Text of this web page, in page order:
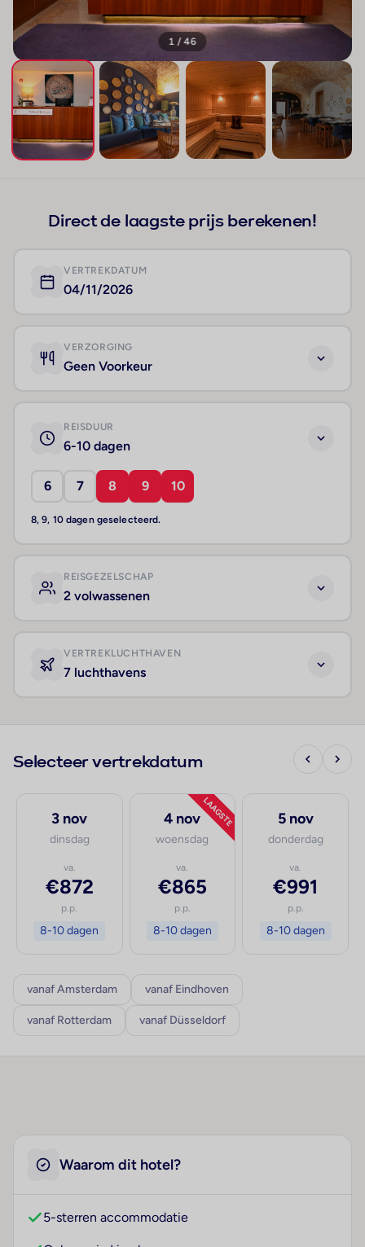
1 / 46
Direct de laagste prijs berekenen!
VERTREKDATUM
04/11/2026
VERZORGING
Geen Voorkeur
REISDUUR
6-10 dagen
6 7 8 9 10
8, 9, 10 dagen geselecteerd.
REISGEZELSCHAP
2 volwassenen
VERTREKLUCHTHAVEN
7 luchthavens
Selecteer vertrekdatum
3 nov
dinsdag
va.
€872
p.p.
8-10 dagen
LAAGSTE
4 nov
woensdag
va.
€865
p.p.
8-10 dagen
5 nov
donderdag
va.
€991
p.p.
8-10 dagen
vanaf Amsterdam vanaf Eindhoven
vanaf Rotterdam vanaf Düsseldorf
Waarom dit hotel?
5-sterren accommodatie